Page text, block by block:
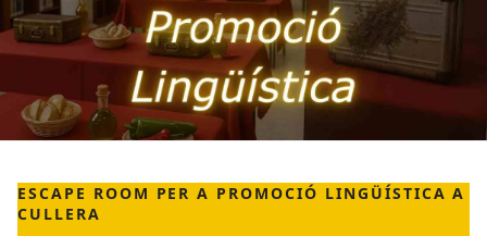
ESCAPE ROOM PER A PROMOCIÓ LINGÜÍSTICA A
CULLERA